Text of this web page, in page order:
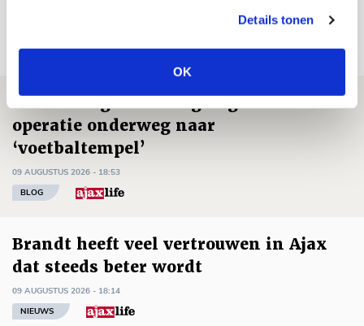
Details tonen
OK
Reisverslag PEC-uit: geregisseerde
operatie onderweg naar
‘voetbaltempel’
09 AUGUSTUS 2026 - 18:53
BLOG
Brandt heeft veel vertrouwen in Ajax
dat steeds beter wordt
09 AUGUSTUS 2026 - 18:14
NIEUWS